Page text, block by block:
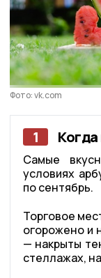
Фото: vk.com
1 Когда
Самые
условиях
по сентябрь.
Торговое
огорожено и
— накрыты
стеллажах,